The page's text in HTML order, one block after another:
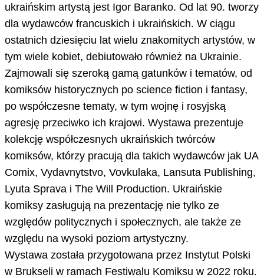
ukraińskim artystą jest Igor Baranko. Od lat 90. tworzy
dla wydawców francuskich i ukraińskich. W ciągu
ostatnich dziesięciu lat wielu znakomitych artystów, w
tym wiele kobiet, debiutowało również na Ukrainie.
Zajmowali się szeroką gamą gatunków i tematów, od
komiksów historycznych po science fiction i fantasy,
po współczesne tematy, w tym wojnę i rosyjską
agresję przeciwko ich krajowi. Wystawa prezentuje
kolekcję współczesnych ukraińskich twórców
komiksów, którzy pracują dla takich wydawców jak UA
Comix, Vydavnytstvo, Vovkulaka, Lansuta Publishing,
Lyuta Sprava i The Will Production. Ukraińskie
komiksy zasługują na prezentację nie tylko ze
względów politycznych i społecznych, ale także ze
względu na wysoki poziom artystyczny.
Wystawa została przygotowana przez Instytut Polski
w Brukseli w ramach Festiwalu Komiksu w 2022 roku.